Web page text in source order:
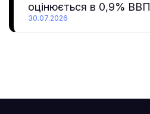
оцінюється в 0,9% ВВП
30.07.2026